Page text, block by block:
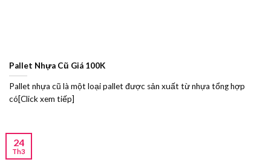
Pallet Nhựa Cũ Giá 100K
Pallet nhựa cũ là một loại pallet được sản xuất từ nhựa tổng hợp
có[Click xem tiếp]
24
Th3